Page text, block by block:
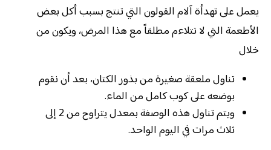
يعمل على تهدأة آلام القولون التي تنتج بسبب أكل بعض
الأطعمة التي لا تتلاءم مطلقاً مع هذا المرض، ويكون من
خلال
تناول ملعقة صغيرة من بذور الكتان، بعد أن نقوم
بوضعه على كوب كامل من الماء.
ويتم تناول هذه الوصفة بمعدل يتراوح من 2 إلى
ثلاث مرات في اليوم الواحد.